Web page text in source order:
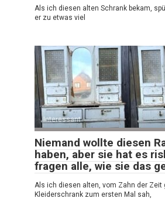
Als ich diesen alten Schrank bekam,
er zu etwas viel
Interessant
Niemand wollte diesen
haben, aber sie hat es
fragen alle, wie sie das
Als ich diesen alten, vom Zahn der Zeit
Kleiderschrank zum ersten Mal sah,